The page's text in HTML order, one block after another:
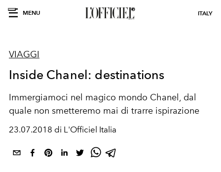
MENU ITALY
VIAGGI
Inside Chanel: destinations
Immergiamoci nel magico mondo Chanel, dal
quale non smetteremo mai di trarre ispirazione
23.07.2018 di L'Officiel Italia